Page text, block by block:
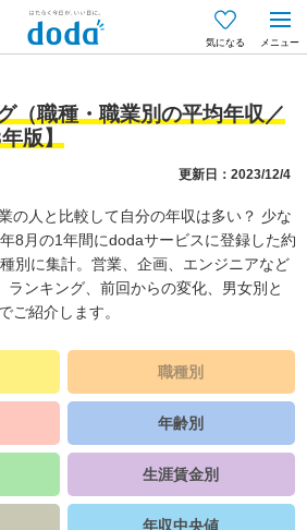
気になる
（職種・職業別の平均年収／
版】
更新日：2023/12/4
の人と比較して自分の年収は多い？ 少な
8月の1年間にdodaサービスに登録した約
別に集計。営業、企画、エンジニアなど
ランキング、前回からの変化、男女別と
ご紹介します。
職種別
年齢別
生涯賃金別
年収中央値